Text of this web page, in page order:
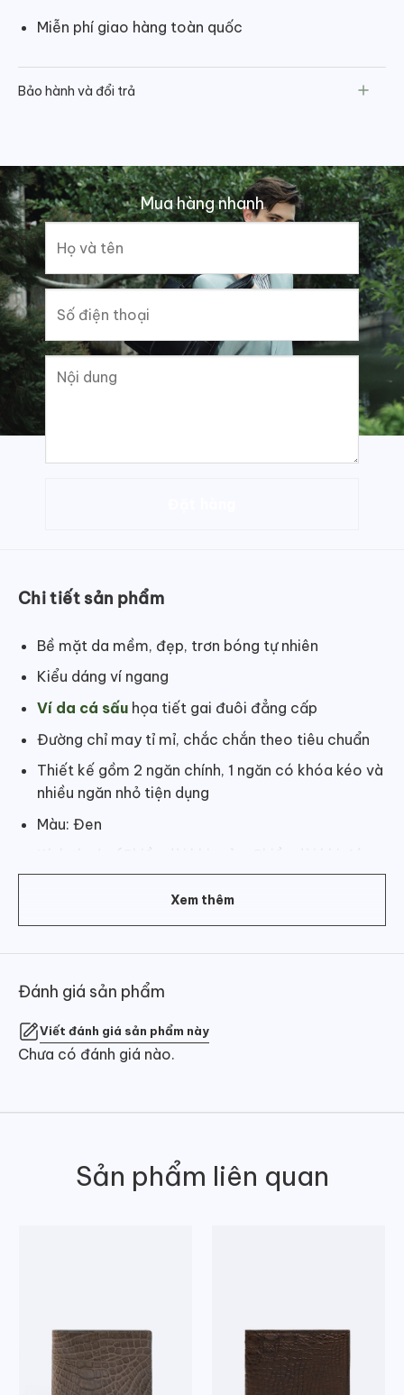
Miễn phí giao hàng toàn quốc
Bảo hành và đổi trả
Mua hàng nhanh
Chi tiết sản phẩm
Bề mặt da mềm, đẹp, trơn bóng tự nhiên
Kiểu dáng ví ngang
Ví da cá sấuhọa tiết gai đuôi đẳng cấp
Đường chỉ may tỉ mỉ, chắc chắn theo tiêu chuẩn
Thiết kế gồm 2 ngăn chính, 1 ngăn có khóa kéo và
nhiều ngăn nhỏ tiện dụng
Màu: Đen
x Chiều cao): 23cm x 12cm x 9.5cm
Xem thêm
Đánh giá sản phẩm
Viết đánh giá sản phẩm này
Chưa có đánh giá nào.
Sản phẩm liên quan